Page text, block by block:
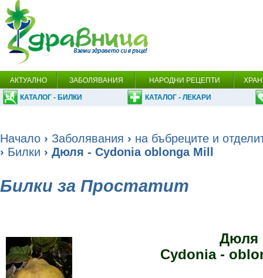
АКТУАЛНО ЗАБОЛЯВАНИЯ НАРОДНИ РЕЦЕПТИ
КАТАЛОГ - БИЛКИ КАТАЛОГ - ЛЕКАРИ
Начало › Заболявания › на бъбреците и
› Билки › Дюля - Cydonia oblonga Mill
Билки за Простатит
Дюля
Cydonia -